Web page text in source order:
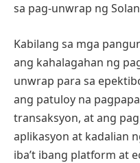
sa pag-unwrap ng
Kabilang sa mga
ang kahalagahan ng
unwrap para sa
ang patuloy na
transaksyon, at ang
aplikasyon at kadalian
iba’t ibang platform at